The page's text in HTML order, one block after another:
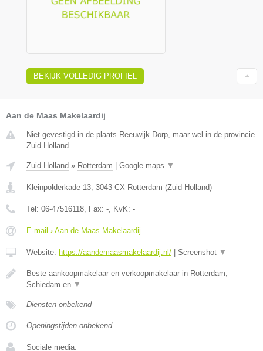
BEKIJK VOLLEDIG PROFIEL
Aan de Maas Makelaardij
Niet gevestigd in de plaats Reeuwijk Dorp, maar wel in de provincie
Zuid-Holland.
Zuid-Holland » Rotterdam Google maps ▼
Kleinpolderkade 13, 3043 CX Rotterdam (Zuid-Holland)
Tel: 06-47516118, Fax: -, KvK: -
E-mail › Aan de Maas Makelaardij
Website: https://aandemaasmakelaardij.nl/ Screenshot ▼
Beste aankoopmakelaar en verkoopmakelaar in Rotterdam,
Schiedam en ▼
Diensten onbekend
Openingstijden onbekend
Sociale media: